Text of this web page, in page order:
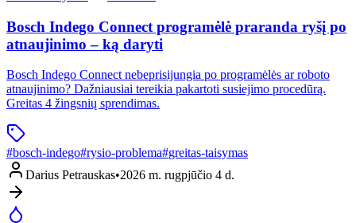
Bosch Indego Connect programėlė praranda ryšį po
atnaujinimo – ką daryti
Bosch Indego Connect nebeprisijungia po programėlės ar roboto
atnaujinimo? Dažniausiai tereikia pakartoti susiejimo procedūrą.
Greitas 4 žingsnių sprendimas.
#bosch-indego#rysio-problema#greitas-taisymas
Darius Petrauskas•2026 m. rugpjūčio 4 d.